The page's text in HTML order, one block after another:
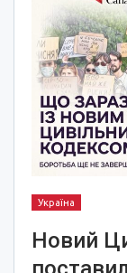
Україна
Новий